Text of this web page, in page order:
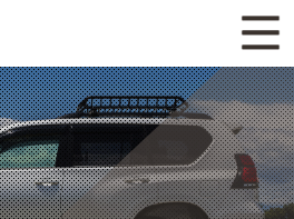
ニュース
ホイールラインナップ
関連製品